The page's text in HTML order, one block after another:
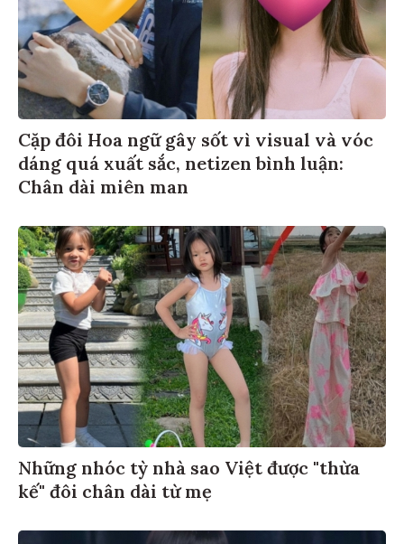
Cặp đôi Hoa ngữ gây sốt vì visual và vóc
dáng quá xuất sắc, netizen bình luận:
Chân dài miên man
Những nhóc tỳ nhà sao Việt được "thừa
kế" đôi chân dài từ mẹ